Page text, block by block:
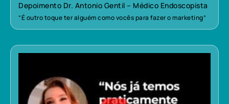
Depoimento Dr. Antonio Gentil – Médico Endoscopista
“É outro toque ter alguém como vocês para fazer o marketing”